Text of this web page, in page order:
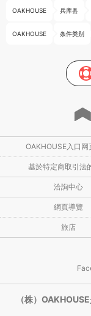
OAKHOUSE 兵库县
OAKHOUSE 条件类别
OAKHOUSE入口网
基於特定商取引法
洽詢中心
網頁導覽
旅店
（株）